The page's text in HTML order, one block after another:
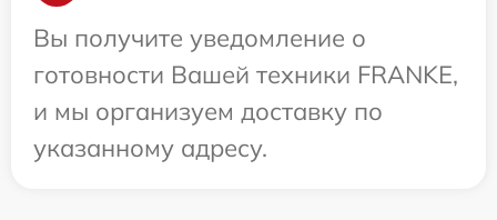
Вы получите уведомление о
готовности Вашей техники FRANKE,
и мы организуем доставку по
указанному адресу.